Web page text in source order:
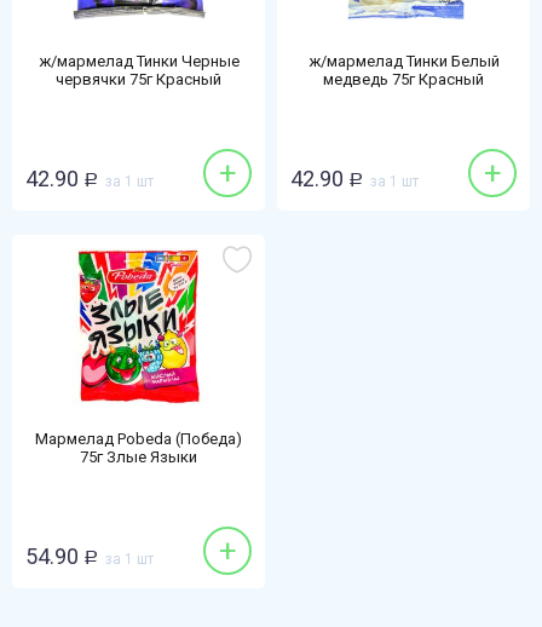
ж/мармелад Тинки Черные
червячки 75г Красный
42.90 Р за 1 шт +
ж/мармелад Тинки Белый
медведь 75г Красный
42.90 Р за 1 шт +
Мармелад Pobeda (Победа)
75г Злые Языки
54.90 Р за 1 шт +